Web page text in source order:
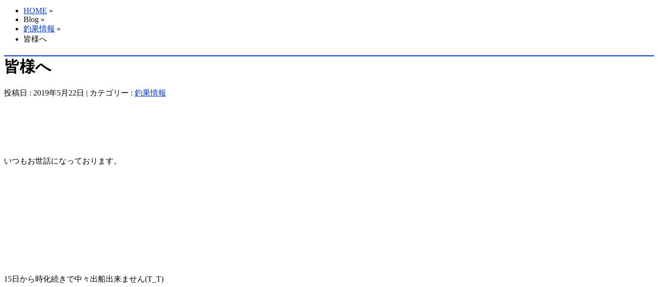
HOME »
Blog »
釣果情報 »
皆様へ
皆様へ
投稿日 : 2019年5月22日 | カテゴリー : 釣果情報
いつもお世話になっております。
15日から時化続きで中々出船出来ません(T_T)